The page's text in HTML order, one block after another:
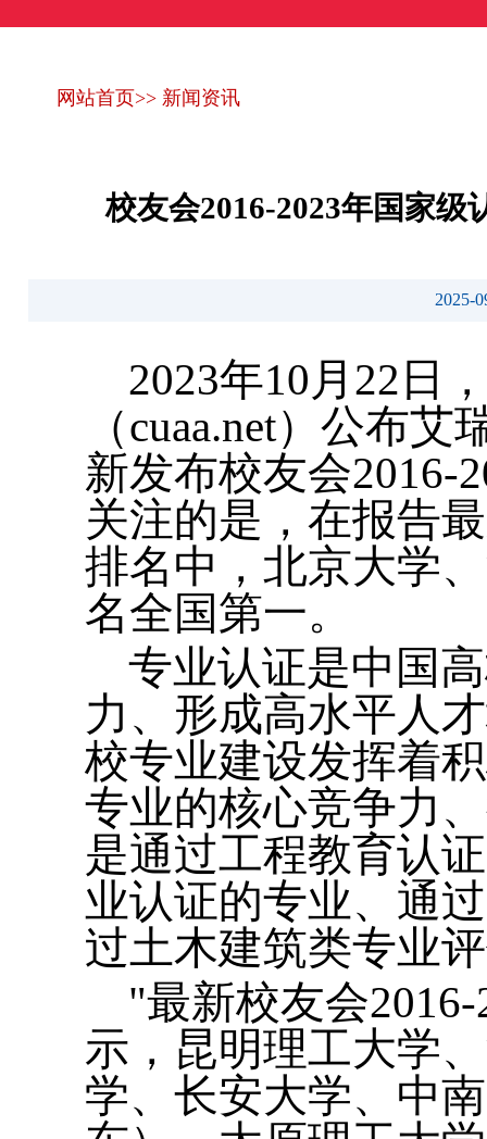
网站首页>> 新闻资讯
校友会2016-2023年国家
2025-
2023年10月22日
（cuaa.net）公布
新发布校友会2016-
关注的是，在报告
排名中，北京大学
名全国第一。
专业认证是中国
力、形成高水平人
校专业建设发挥着
专业的核心竞争力
是通过工程教育认
业认证的专业、通
过土木建筑类专业
"最新校友会
示，昆明理工大学
学、长安大学、中